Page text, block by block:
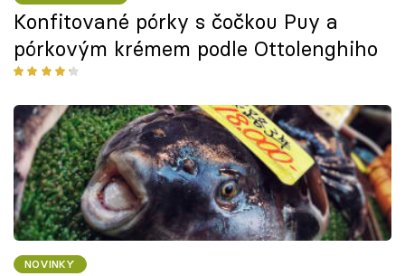
Konfitované pórky s čočkou Puy a
pórkovým krémem podle Ottolenghiho
NOVINKY